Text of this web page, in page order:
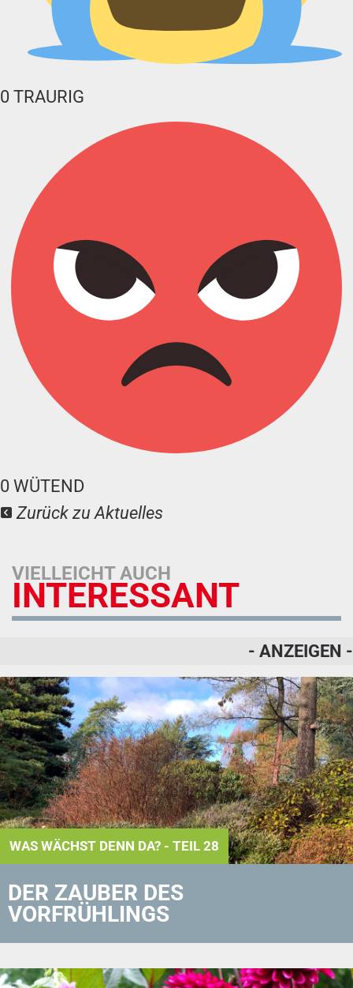
0 TRAURIG
0 WÜTEND
Zurück zu Aktuelles
VIELLEICHT AUCH
INTERESSANT
- ANZEIGEN -
WAS WÄCHST DENN DA? - TEIL 28
DER ZAUBER DES
VORFRÜHLINGS